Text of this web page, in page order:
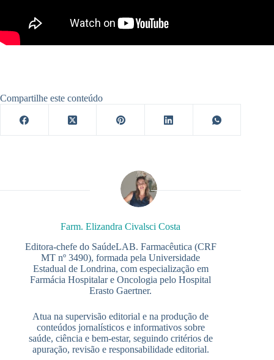
Compartilhe este conteúdo
Farm. Elizandra Civalsci Costa
Editora-chefe do SaúdeLAB. Farmacêutica (CRF
MT nº 3490), formada pela Universidade
Estadual de Londrina, com especialização em
Farmácia Hospitalar e Oncologia pelo Hospital
Erasto Gaertner.
Atua na supervisão editorial e na produção de
conteúdos jornalísticos e informativos sobre
saúde, ciência e bem-estar, seguindo critérios de
apuração, revisão e responsabilidade editorial.